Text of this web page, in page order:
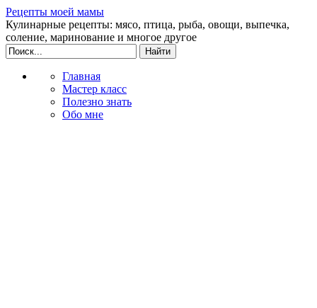
Рецепты моей мамы
Кулинарные рецепты: мясо, птица, рыба, овощи, выпечка,
соление, маринование и многое другое
Главная
Мастер класс
Полезно знать
Обо мне